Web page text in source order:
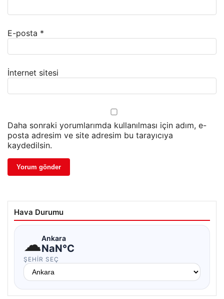
E-posta *
İnternet sitesi
Daha sonraki yorumlarımda kullanılması için adım, e-
posta adresim ve site adresim bu tarayıcıya
kaydedilsin.
Hava Durumu
☁Ankara
NaN°C
ŞEHIR SEÇ